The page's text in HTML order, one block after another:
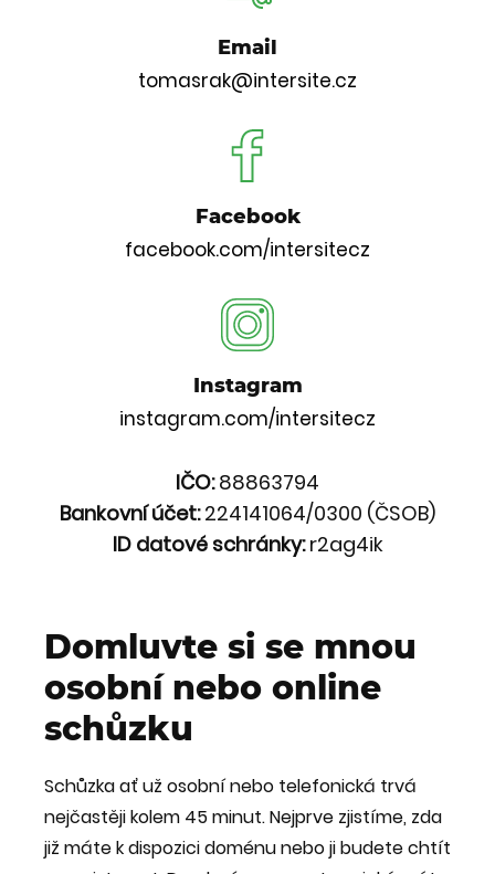
Email
tomasrak@intersite.cz
Facebook
facebook.com/intersitecz
Instagram
instagram.com/intersitecz
IČO:88863794
Bankovní účet:224141064/0300 (ČSOB)
ID datové schránky:r2ag4ik
Domluvte si se mnou
osobní nebo online
schůzku
Schůzka ať už osobní nebo telefonická trvá
nejčastěji kolem 45 minut. Nejprve zjistíme, zda
již máte k dispozici doménu nebo ji budete chtít